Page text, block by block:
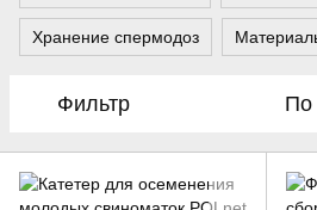
Хранение спермодоз
Фильтр По